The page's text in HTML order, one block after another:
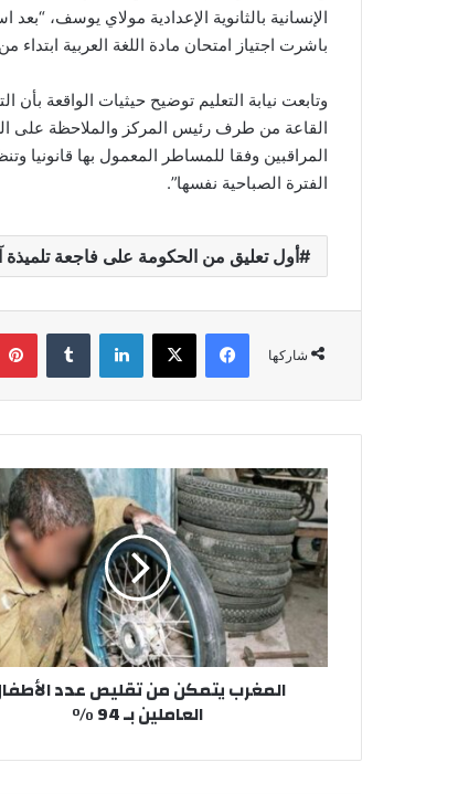
الإنسانية بالثانوية الإعدادية مولاي يوسف،
باشرت اجتياز امتحان مادة اللغة العربية ابتداء
وتابعت نيابة التعليم توضيح حيثيات الواقعة بأن
القاعة من طرف رئيس المركز والملاحظة على
المراقبين وفقا للمساطر المعمول بها قانونيا
الفترة الصباحية نفسها”.
أول تعليق من الحكومة على فاجعة تلميذة
شاركها
فيسبوك لينكدإن
ا
ل
م
غ
ر
ب
ي
م
ن
المغرب يتمكن من تقليص عدد
العاملين بـ 94 %